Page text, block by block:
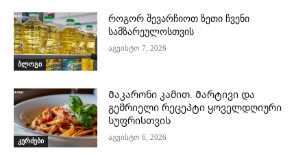
ბლოგი
როგორ შევარჩიოთ ზეთი ჩვენი
სამზარეულოსთვის
აგვისტო 7, 2026
კერძები
Მაკარონი კამით. Მარტივი და
გემრიელი რეცეპტი ყოველდღიური
სუფრისთვის
აგვისტო 6, 2026